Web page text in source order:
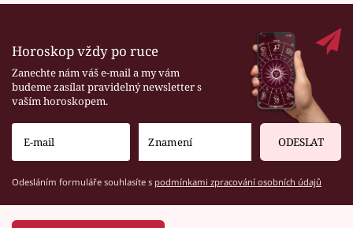
Horoskop vždy po ruce
Zanechte nám váš e-mail a my vám
budeme zasílat pravidelný newsletter s
vaším horoskopem.
ODESLAT
Odesláním formuláře souhlasíte s podmínkami zpracování osobních údajů